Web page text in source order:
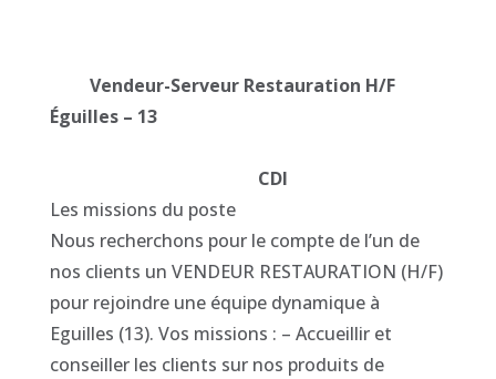
Vendeur-Serveur Restauration H/F
Éguilles – 13
CDI
Les missions du poste
Nous recherchons pour le compte de l’un de
nos clients un VENDEUR RESTAURATION (H/F)
pour rejoindre une équipe dynamique à
Eguilles (13). Vos missions : – Accueillir et
conseiller les clients sur nos produits de